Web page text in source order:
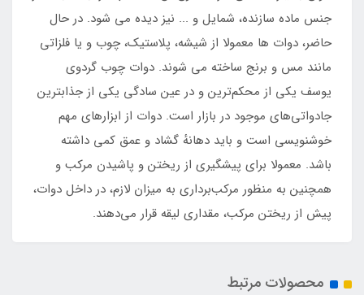
جنس ماده سازنده، شمایل و ... نیز دیده می شود. در حال
حاضر، دوات ها معمولا از شیشه، پلاستیک، چوب و یا فلزاتی
مانند مس و برنج ساخته می شوند. دوات چوب گردوی
یوسف یکی از محکم‌ترین و در عین سادگی یکی از جذابترین
جادواتی‌های موجود در بازار است. دوات از ابزارهای مهم
خوشنویسی است و باید دهانهٔ گشاد و عمق کمی داشته
باشد. معمولا برای پیشگیری از ریختن و پاشیدن مرکب و
همچنین به منظور مرکب‌برداری به میزان لازم، در داخل دوات،
پیش از ریختن مرکب، مقداری لیقه قرار می‌دهند.
محصولات مرتبط